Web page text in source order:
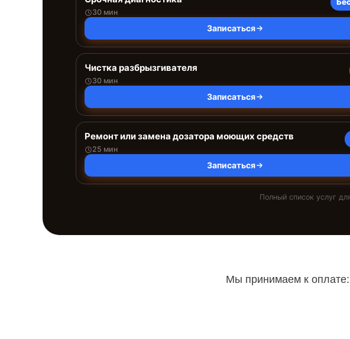
30 мин
Записаться
Чистка разбрызгивателя
30 мин
Записаться
Ремонт или замена дозатора моющих средств
25 мин
Записаться
Полный список услуг
Мы принимаем к оплате: